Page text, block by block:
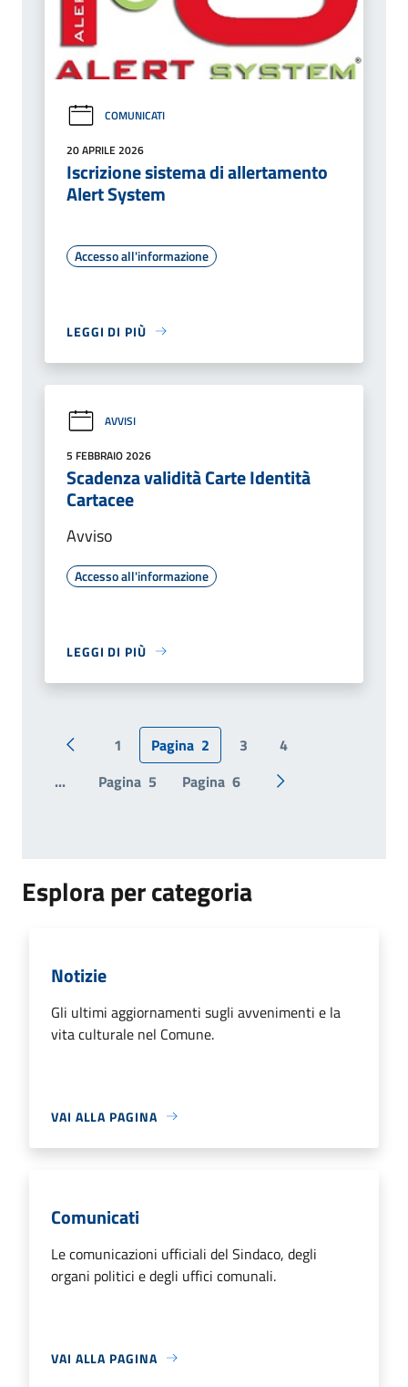
COMUNICATI
20 APRILE 2026
Iscrizione sistema di allertamento
Alert System
Accesso all'informazione
LEGGI DI PIÙ
AVVISI
5 FEBBRAIO 2026
Scadenza validità Carte Identità
Cartacee
Avviso
Accesso all'informazione
LEGGI DI PIÙ
Pagina precedente
1 Pagina 2 3
4
...
Pagina 5 Pagina 6 Pagina successiva
Esplora per categoria
Notizie
Gli ultimi aggiornamenti sugli avvenimenti e la
vita culturale nel Comune.
VAI ALLA PAGINA
Comunicati
Le comunicazioni ufficiali del Sindaco, degli
organi politici e degli uffici comunali.
VAI ALLA PAGINA